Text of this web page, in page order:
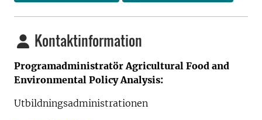
Kontaktinformation
Programadministratör Agricultural Food and
Environmental Policy Analysis:
Utbildningsadministrationen